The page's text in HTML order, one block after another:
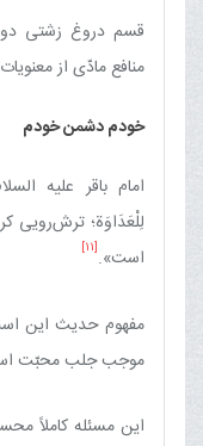
قسم دروغ زشتی دو
منافع مادّی از
خودم دشمن خودم
امام باقر علیه
لِلْعَدَاوَة؛ ترش‌رویی
است».[11]
مفهوم حدیث این
موجب جلب محبّت
این مسئله کاملاً